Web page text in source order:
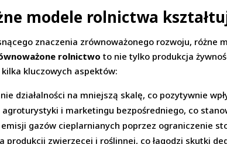
modele rolnictwa
znaczenia zrównoważonego rozwoju, różne
rolnictwo to nie tylko produkcja
kilka kluczowych aspektów:
działalności na mniejszą skalę, co pozytywnie
agroturystyki i marketingu bezpośredniego, co
emisji gazów cieplarnianych poprzez ograniczenie
produkcji zwierzęcej i roślinnej, co łagodzi skutki